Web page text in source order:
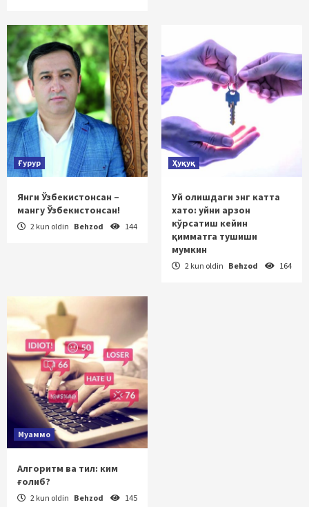
Ғурур
Янги Ўзбекистонсан –
мангу Ўзбекистонсан!
2 kun oldin Behzod 144
Ҳуқуқ
Уй олишдаги энг катта
хато: уйни арзон
кўрсатиш кейин
қимматга тушиши
мумкин
2 kun oldin Behzod 164
Муаммо
Алгоритм ва тил: ким
ғолиб?
2 kun oldin Behzod 145